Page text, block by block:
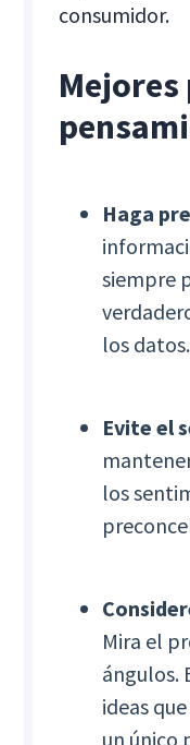
consumidor.
Haga
siempre
los datos.
Evite el
los
Mira el
ángulos.
ideas
un único